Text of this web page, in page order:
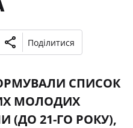
Поділитися
СПИСОК
МОЛОДИХ
(ДО 21-ГО РОКУ),